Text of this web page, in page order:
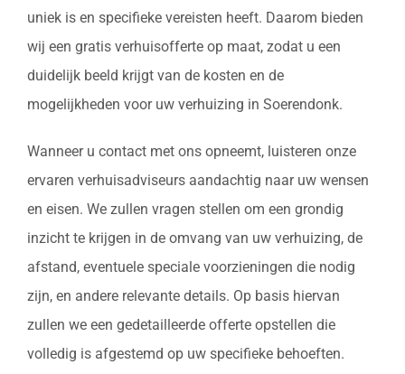
uniek is en specifieke vereisten heeft. Daarom bieden
wij een gratis verhuisofferte op maat, zodat u een
duidelijk beeld krijgt van de kosten en de
mogelijkheden voor uw verhuizing in Soerendonk.
Wanneer u contact met ons opneemt, luisteren onze
ervaren verhuisadviseurs aandachtig naar uw wensen
en eisen. We zullen vragen stellen om een grondig
inzicht te krijgen in de omvang van uw verhuizing, de
afstand, eventuele speciale voorzieningen die nodig
zijn, en andere relevante details. Op basis hiervan
zullen we een gedetailleerde offerte opstellen die
volledig is afgestemd op uw specifieke behoeften.